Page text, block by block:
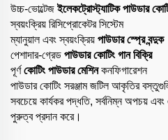
উচ্চ-ভোল্টেজইলেকট্রোস্ট্যাটিক পাউডার
স্বয়ংক্রিয় রিসিপ্রোকেটর সিস্টেম
ম্যানুয়াল এবং স্বয়ংক্রিয় পাউডার স্প্রে বন্দুক
পেশাদার-গ্রেড পাউডার কোটিং গান বিক্রি
পূর্ণকোটিং পাউডার মেশিনকনফিগারেশন
পাউডার কোটিং সরঞ্জাম জটিল আকৃতির
সবচেয়ে কার্যকর পদ্ধতি, সর্বনিম্ন অপচয়
পুরুত্ব প্রদান করে।